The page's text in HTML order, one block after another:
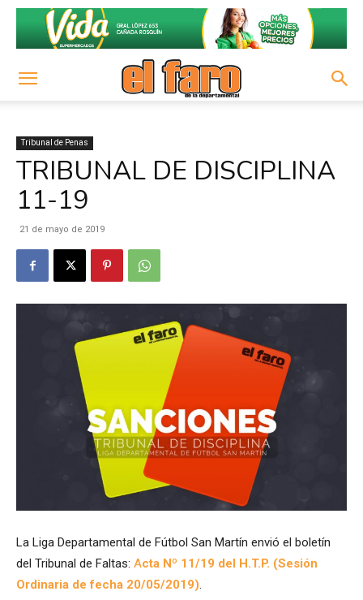
Tribunal de Penas
TRIBUNAL DE DISCIPLINA
11-19
21 de mayo de 2019
La Liga Departamental de Fútbol San Martín envió el boletín
del Tribunal de Faltas: Acta Nº 11/19 del H.T.P. (Sesión
Ordinaria de fecha 20/05/2019).